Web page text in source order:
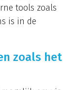
tools zoals
is in de
zoals het